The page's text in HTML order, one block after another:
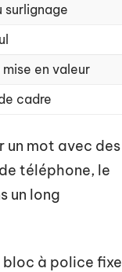
surlignage
mise en valeur
cadre
un mot avec des
téléphone, le
un long
à police fixe